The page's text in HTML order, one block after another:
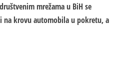
mrežama u BiH se
na krovu automobila u pokretu, a